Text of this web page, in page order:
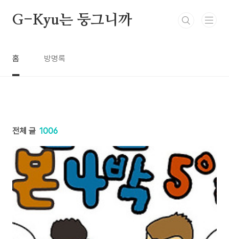
G-Kyu는 둥그니까
홈 방명록
전체 글 1006